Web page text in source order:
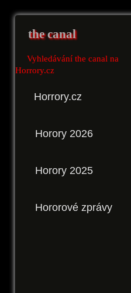
the canal
Vyhledávání the canal na
Horrory.cz
Horrory.cz
Horory 2026
Horory 2025
Hororové zprávy